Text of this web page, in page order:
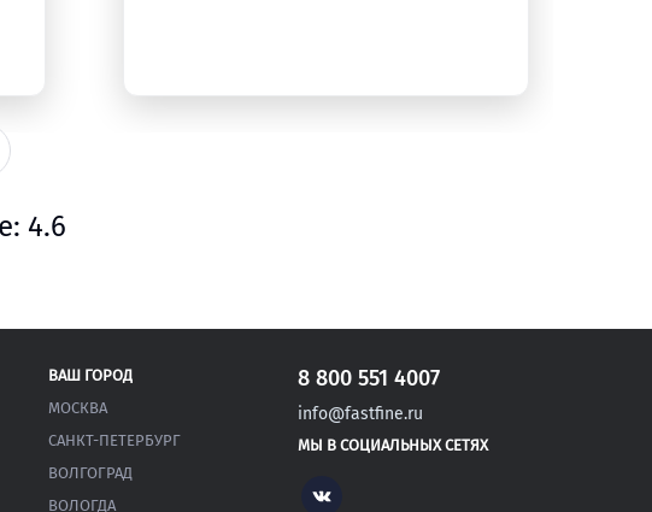
4.6
ВАШ ГОРОД
МОСКВА
САНКТ-ПЕТЕРБУРГ
ВОЛГОГРАД
ВОЛОГДА
8 800 551 4007
info@fastfine.ru
МЫ В СОЦИАЛЬНЫХ СЕТЯХ
Vk